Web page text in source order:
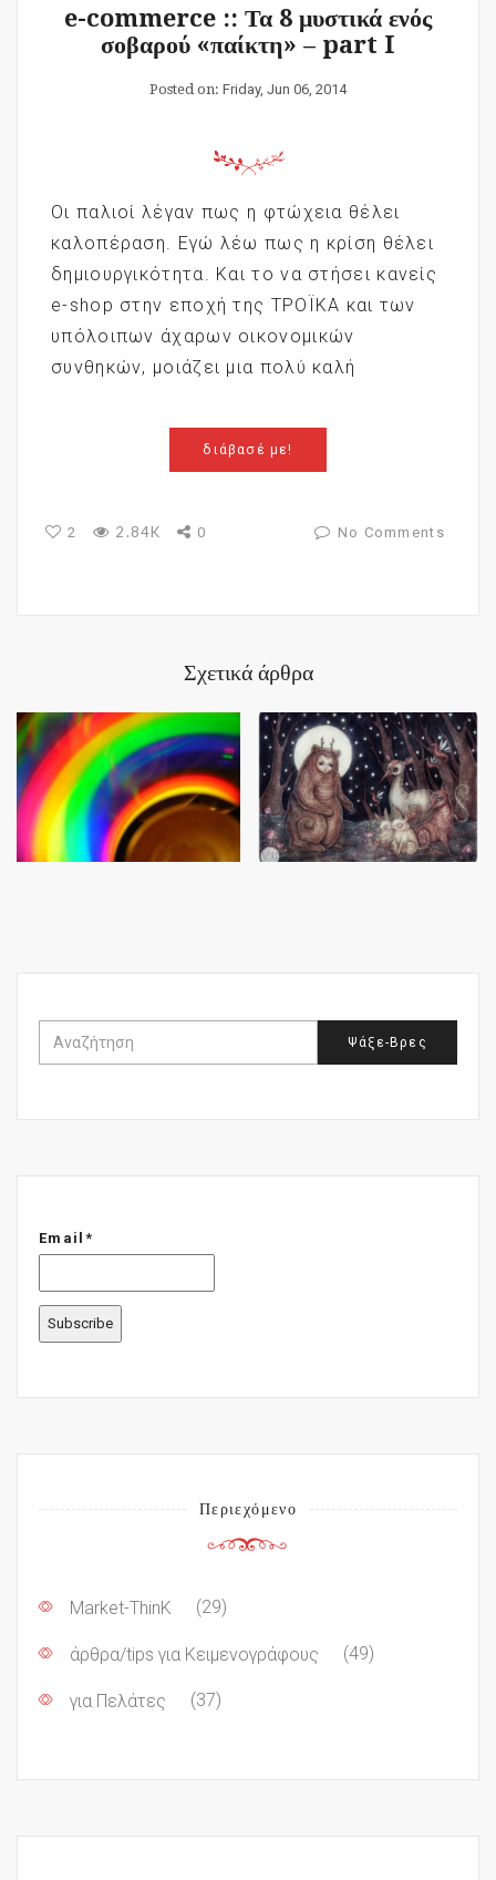
e-commerce :: Τα 8 μυστικά ενός
σοβαρού «παίκτη» – part I
Posted on: Friday, Jun 06, 2014
Οι παλιοί λέγαν πως η φτώχεια θέλει
καλοπέραση. Εγώ λέω πως η κρίση θέλει
δημιουργικότητα. Και το να στήσει κανείς
e-shop στην εποχή της ΤΡΟΪΚΑ και των
υπόλοιπων άχαρων οικονομικών
συνθηκών, μοιάζει μια πολύ καλή
διάβασέ με!
2 2.84K 0 No Comments
Σχετικά άρθρα
Email*
Περιεχόμενο
Market-ThinK (29)
άρθρα/tips για Κειμενογράφους (49)
για Πελάτες (37)